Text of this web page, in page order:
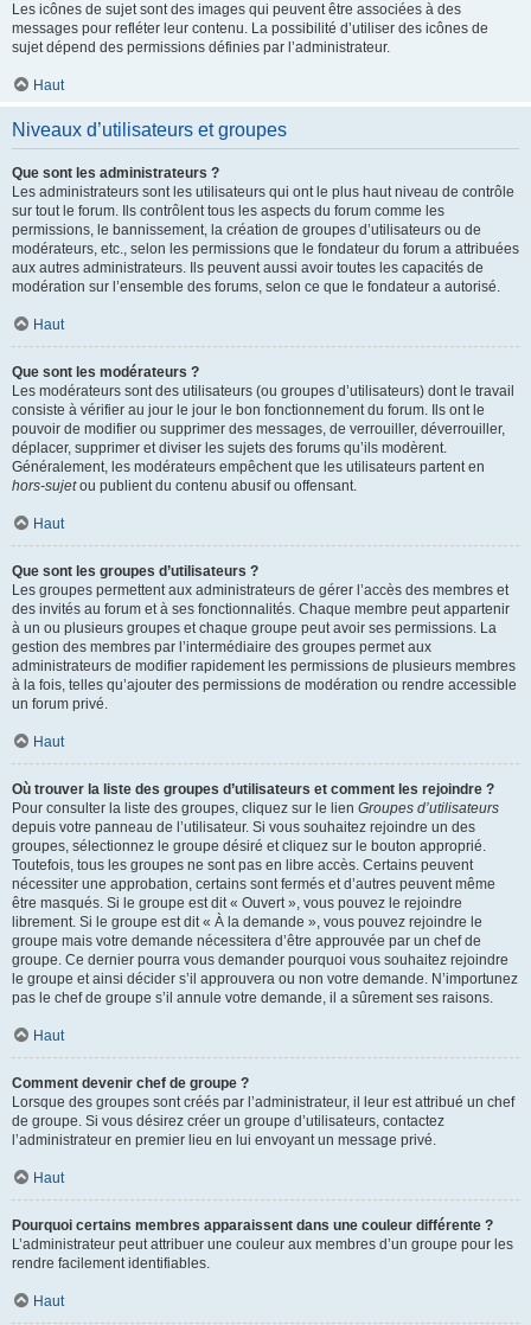
Les icônes de sujet sont des images qui peuvent être associées à des
messages pour refléter leur contenu. La possibilité d’utiliser des icônes de
sujet dépend des permissions définies par l’administrateur.
Haut
Niveaux d’utilisateurs et groupes
Que sont les administrateurs ?
Les administrateurs sont les utilisateurs qui ont le plus haut niveau de contrôle
sur tout le forum. Ils contrôlent tous les aspects du forum comme les
permissions, le bannissement, la création de groupes d’utilisateurs ou de
modérateurs, etc., selon les permissions que le fondateur du forum a attribuées
aux autres administrateurs. Ils peuvent aussi avoir toutes les capacités de
modération sur l’ensemble des forums, selon ce que le fondateur a autorisé.
Haut
Que sont les modérateurs ?
Les modérateurs sont des utilisateurs (ou groupes d’utilisateurs) dont le travail
consiste à vérifier au jour le jour le bon fonctionnement du forum. Ils ont le
pouvoir de modifier ou supprimer des messages, de verrouiller, déverrouiller,
déplacer, supprimer et diviser les sujets des forums qu’ils modèrent.
Généralement, les modérateurs empêchent que les utilisateurs partent en
hors-sujetou publient du contenu abusif ou offensant.
Haut
Que sont les groupes d’utilisateurs ?
Les groupes permettent aux administrateurs de gérer l’accès des membres et
des invités au forum et à ses fonctionnalités. Chaque membre peut appartenir
à un ou plusieurs groupes et chaque groupe peut avoir ses permissions. La
gestion des membres par l’intermédiaire des groupes permet aux
administrateurs de modifier rapidement les permissions de plusieurs membres
à la fois, telles qu’ajouter des permissions de modération ou rendre accessible
un forum privé.
Haut
Où trouver la liste des groupes d’utilisateurs et comment les rejoindre ?
Pour consulter la liste des groupes, cliquez sur le lien Groupes d’utilisateurs
depuis votre panneau de l’utilisateur. Si vous souhaitez rejoindre un des
groupes, sélectionnez le groupe désiré et cliquez sur le bouton approprié.
Toutefois, tous les groupes ne sont pas en libre accès. Certains peuvent
nécessiter une approbation, certains sont fermés et d’autres peuvent même
être masqués. Si le groupe est dit « Ouvert », vous pouvez le rejoindre
librement. Si le groupe est dit « À la demande », vous pouvez rejoindre le
groupe mais votre demande nécessitera d’être approuvée par un chef de
groupe. Ce dernier pourra vous demander pourquoi vous souhaitez rejoindre
le groupe et ainsi décider s’il approuvera ou non votre demande. N’importunez
pas le chef de groupe s’il annule votre demande, il a sûrement ses raisons.
Haut
Comment devenir chef de groupe ?
Lorsque des groupes sont créés par l’administrateur, il leur est attribué un chef
de groupe. Si vous désirez créer un groupe d’utilisateurs, contactez
l’administrateur en premier lieu en lui envoyant un message privé.
Haut
Pourquoi certains membres apparaissent dans une couleur différente ?
L’administrateur peut attribuer une couleur aux membres d’un groupe pour les
rendre facilement identifiables.
Haut